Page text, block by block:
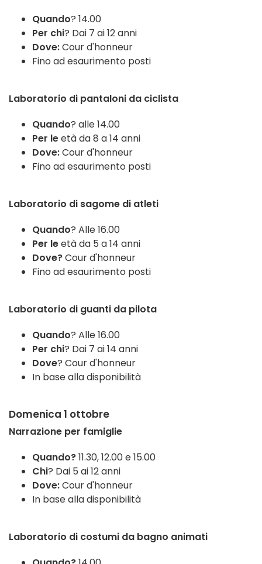
Quando? 14.00
Per chi? Dai 7 ai 12 anni
Dove:Cour d'honneur
Fino ad esaurimento posti
Laboratorio di pantaloni da ciclista
Quando? alle 14.00
Per leetà da 8 a 14 anni
Dove:Cour d'honneur
Fino ad esaurimento posti
Laboratorio di sagome di atleti
Quando? Alle 16.00
Per leetà da 5 a 14 anni
Dove?Cour d'honneur
Fino ad esaurimento posti
Laboratorio di guanti da pilota
Quando? Alle 16.00
Per chi? Dai 7 ai 14 anni
Dove? Cour d'honneur
In base alla disponibilità
Domenica 1 ottobre
Narrazione per famiglie
Quando?11.30, 12.00 e 15.00
Chi? Dai 5 ai 12 anni
Dove:Cour d'honneur
In base alla disponibilità
Laboratorio di costumi da bagno animati